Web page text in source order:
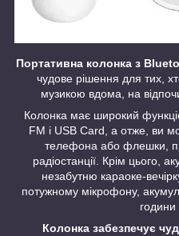
Портативна колонка з
чудове рішення для тих,
музикою вдома, на
Колонка має широкий
FM і USB Card, а отже, ви
телефона або флешки,
радіостанції. Крім цього,
незабутню караоке-
потужному мікрофону,
Колонка забезпечує